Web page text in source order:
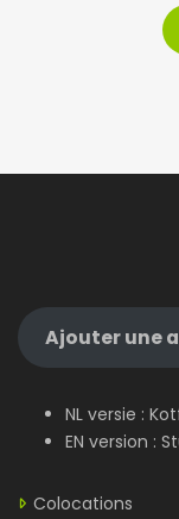
Ajouter une
NL versie :
EN version :
Colocations